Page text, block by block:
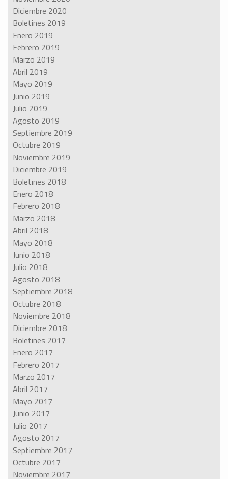
Diciembre 2020
Boletines 2019
Enero 2019
Febrero 2019
Marzo 2019
Abril 2019
Mayo 2019
Junio 2019
Julio 2019
Agosto 2019
Septiembre 2019
Octubre 2019
Noviembre 2019
Diciembre 2019
Boletines 2018
Enero 2018
Febrero 2018
Marzo 2018
Abril 2018
Mayo 2018
Junio 2018
Julio 2018
Agosto 2018
Septiembre 2018
Octubre 2018
Noviembre 2018
Diciembre 2018
Boletines 2017
Enero 2017
Febrero 2017
Marzo 2017
Abril 2017
Mayo 2017
Junio 2017
Julio 2017
Agosto 2017
Septiembre 2017
Octubre 2017
Noviembre 2017